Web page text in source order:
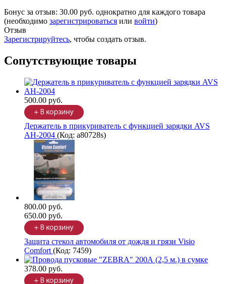
Бонус за отзыв: 30.00 руб. однократно для каждого товара
(необходимо зарегистрироваться или войти)
Отзыв
Зарегистрируйтесь, чтобы создать отзыв.
Сопутствующие товары
500.00 руб.
Держатель в прикуриватель с функцией зарядки AVS
AH-2004 (Код: a80728s)
800.00 руб.
650.00 руб.
Защита стекол автомобиля от дождя и грязи Visio
Comfort (Код: 7459)
378.00 руб.